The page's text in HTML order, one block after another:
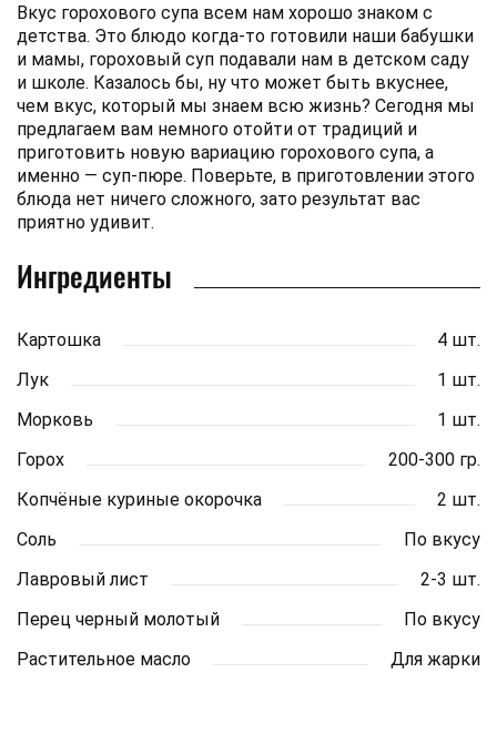
Вкус горохового супа всем нам хорошо знаком с
детства. Это блюдо когда-то готовили наши бабушки
и мамы, гороховый суп подавали нам в детском саду
и школе. Казалось бы, ну что может быть вкуснее,
чем вкус, который мы знаем всю жизнь? Сегодня мы
предлагаем вам немного отойти от традиций и
приготовить новую вариацию горохового супа, а
именно — суп-пюре. Поверьте, в приготовлении этого
блюда нет ничего сложного, зато результат вас
приятно удивит.
Ингредиенты
Картошка
4 шт.
Лук
1 шт.
Морковь
1 шт.
Горох
200-300 гр.
Копчёные куриные окорочка
2 шт.
Соль
По вкусу
Лавровый лист
2-3 шт.
Перец черный молотый
По вкусу
Растительное масло
Для жарки